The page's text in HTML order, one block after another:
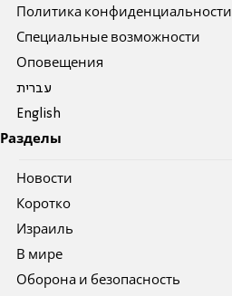
Политика конфиденциальности
Специальные возможности
Оповещения
עברית
English
Разделы
Новости
Коротко
Израиль
В мире
Оборона и безопасность